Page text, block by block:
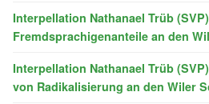
Interpellation Nathanael Trüb
Fremdsprachigenanteile an den
Interpellation Nathanael Trüb
von Radikalisierung an den Wiler